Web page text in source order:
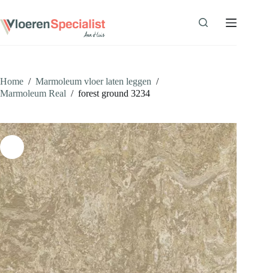
de
inhoud
Home / Marmoleum vloer laten leggen /
Marmoleum Real / forest ground 3234